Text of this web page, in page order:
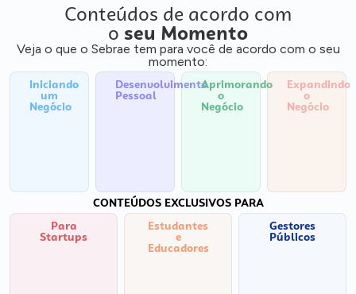
Conteúdos de acordo com
o seu Momento
Veja o que o Sebrae tem para você de acordo com o seu
momento:
Iniciando
um
Negócio
Desenvolvimento
Pessoal
Aprimorando
o
Negócio
Expandindo
o
Negócio
CONTEÚDOS EXCLUSIVOS PARA
Para
Startups
Estudantes
e
Educadores
Gestores
Públicos